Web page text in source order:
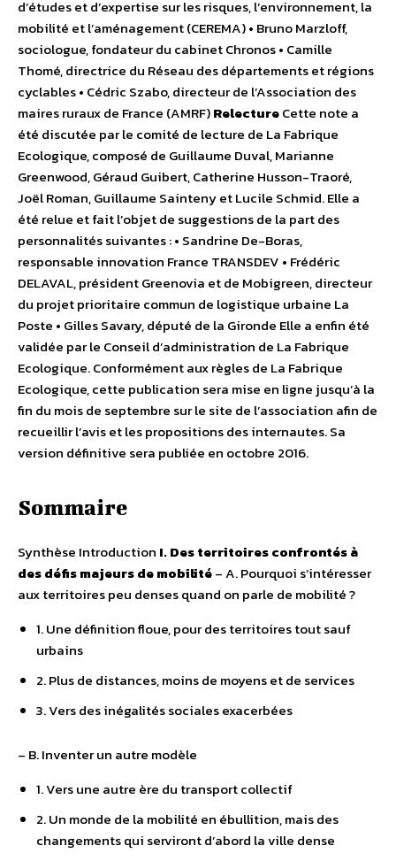
d’études et d’expertise sur les risques, l’environnement, la
mobilité et l’aménagement (CEREMA) • Bruno Marzloff,
sociologue, fondateur du cabinet Chronos • Camille
Thomé, directrice du Réseau des départements et régions
cyclables • Cédric Szabo, directeur de l’Association des
maires ruraux de France (AMRF)RelectureCette note a
été discutée par le comité de lecture de La Fabrique
Ecologique, composé de Guillaume Duval, Marianne
Greenwood, Géraud Guibert, Catherine Husson-Traoré,
Joël Roman, Guillaume Sainteny et Lucile Schmid. Elle a
été relue et fait l’objet de suggestions de la part des
personnalités suivantes : • Sandrine De-Boras,
responsable innovation France TRANSDEV • Frédéric
DELAVAL, président Greenovia et de Mobigreen, directeur
du projet prioritaire commun de logistique urbaine La
Poste • Gilles Savary, député de la Gironde Elle a enfin été
validée par le Conseil d’administration de La Fabrique
Ecologique. Conformément aux règles de La Fabrique
Ecologique, cette publication sera mise en ligne jusqu’à la
fin du mois de septembre sur le site de l’association afin de
recueillir l’avis et les propositions des internautes. Sa
version définitive sera publiée en octobre 2016.
Sommaire
Synthèse Introduction I. Des territoires confrontés à
des défis majeurs de mobilité– A. Pourquoi s’intéresser
aux territoires peu denses quand on parle de mobilité ?
1. Une définition floue, pour des territoires tout sauf
urbains
2. Plus de distances, moins de moyens et de services
3. Vers des inégalités sociales exacerbées
– B. Inventer un autre modèle
1. Vers une autre ère du transport collectif
2. Un monde de la mobilité en ébullition, mais des
changements qui serviront d’abord la ville dense